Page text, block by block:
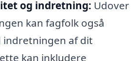
og indretning: Udover
kan fagfolk også
af dit
kan inkludere